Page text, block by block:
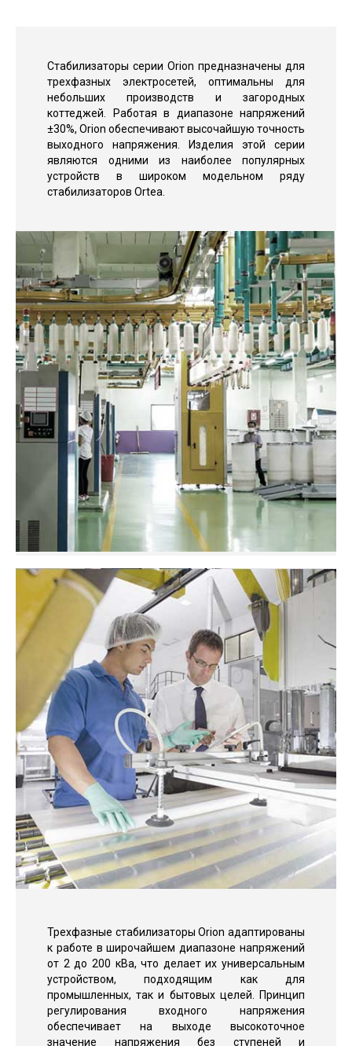
Стабилизаторы серии Orion предназначены для
трехфазных электросетей, оптимальны для
небольших производств и загородных
коттеджей. Работая в диапазоне напряжений
±30%, Orion обеспечивают высочайшую точность
выходного напряжения. Изделия этой серии
являются одними из наиболее популярных
устройств в широком модельном ряду
стабилизаторов Ortea.
Трехфазные стабилизаторы Orion адаптированы
к работе в широчайшем диапазоне напряжений
от 2 до 200 кВа, что делает их универсальным
устройством, подходящим как для
промышленных, так и бытовых целей. Принцип
регулирования входного напряжения
обеспечивает на выходе высокоточное
значение напряжения без ступеней и